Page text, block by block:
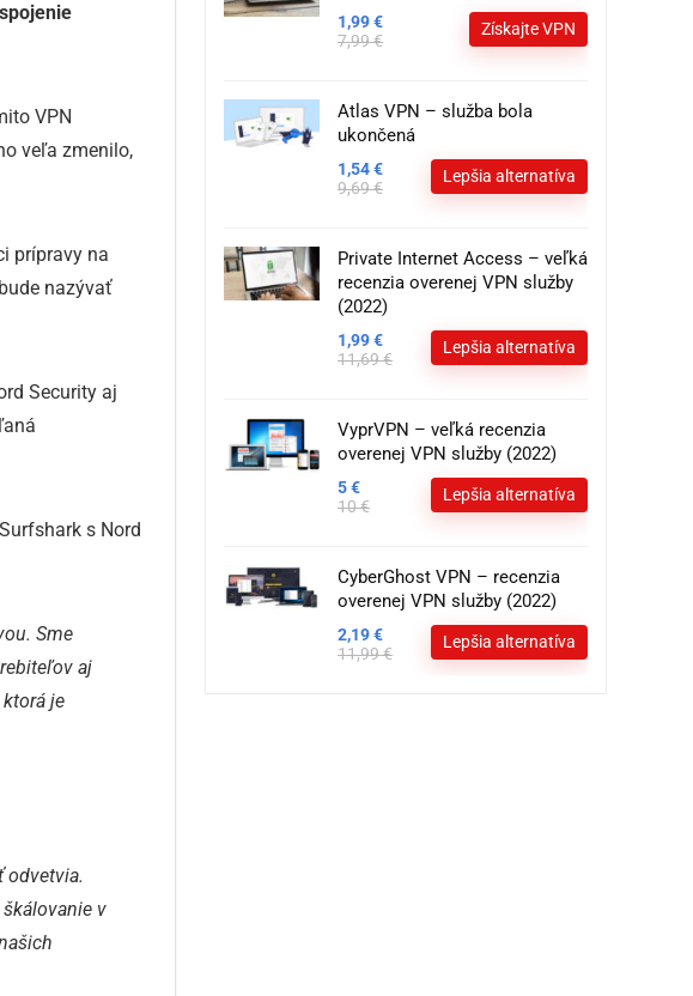
VPN
veľa zmenilo,
prípravy na
nazývať
Security aj
s Nord
Sme
aj
je
odvetvia.
v
1,99 €
7,99 €
Získajte VPN
Atlas VPN – služba bola
ukončená
1,54 €
9,69 €
Lepšia alternatíva
Private Internet Access – veľká
recenzia overenej VPN služby
(2022)
1,99 €
11,69 €
Lepšia alternatíva
VyprVPN – veľká recenzia
overenej VPN služby (2022)
5 €
10 €
Lepšia alternatíva
CyberGhost VPN – recenzia
overenej VPN služby (2022)
2,19 €
11,99 €
Lepšia alternatíva